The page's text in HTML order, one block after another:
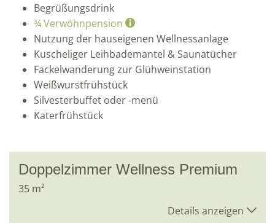
Begrüßungsdrink
¾ Verwöhnpension
Nutzung der hauseigenen Wellnessanlage
Kuscheliger Leihbademantel & Saunatücher
Fackelwanderung zur Glühweinstation
Weißwurstfrühstück
Silvesterbuffet oder -menü
Katerfrühstück
Doppelzimmer Wellness Premium
35 m²
Details anzeigen